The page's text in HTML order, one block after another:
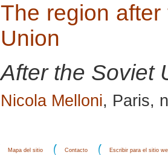
The region
Union
After the Soviet
Nicola Melloni, Paris,
Mapa del sitio Contacto Escribir para el sitio